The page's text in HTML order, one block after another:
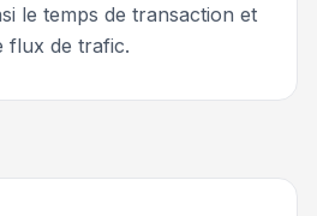
le temps de transaction et
flux de trafic.